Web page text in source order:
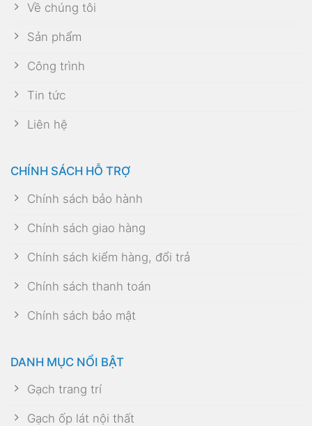
Về chúng tôi
Sản phẩm
Công trình
Tin tức
Liên hệ
CHÍNH SÁCH HỖ TRỢ
Chính sách bảo hành
Chính sách giao hàng
Chính sách kiểm hàng, đổi trả
Chính sách thanh toán
Chính sách bảo mật
DANH MỤC NỔI BẬT
Gạch trang trí
Gạch ốp lát nội thất